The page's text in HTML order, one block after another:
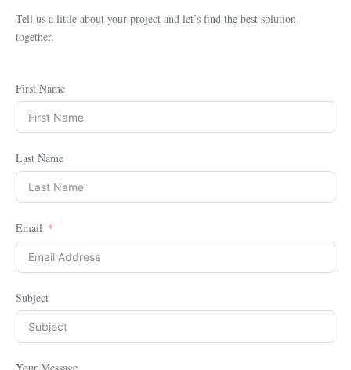
Tell us a little about your project and let’s find the best solution
together.
First Name
Last Name
Email
Subject